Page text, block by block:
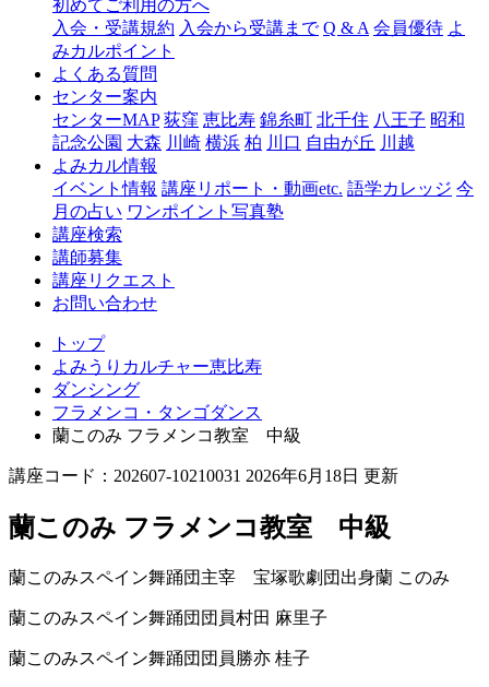
ャ
比
初めてご利用の方へ
入会・受講規約 入会から受講まで Q & A 会員優待 よ
みカルポイント
よくある質問
センター案内
センターMAP 荻窪 恵比寿 錦糸町 北千住 八王子 昭和
記念公園 大森 川崎 横浜 柏 川口 自由が丘 川越
よみカル情報
イベント情報 講座リポート・動画etc. 語学カレッジ 今
月の占い ワンポイント写真塾
講座検索
講師募集
講座リクエスト
お問い合わせ
トップ
よみうりカルチャー恵比寿
ダンシング
フラメンコ・タンゴダンス
蘭このみ フラメンコ教室 中級
講座コード：202607-10210031 2026年6月18日 更新
蘭このみ フラメンコ教室 中級
蘭このみスペイン舞踊団主宰 宝塚歌劇団出身蘭 このみ
蘭このみスペイン舞踊団団員村田 麻里子
蘭このみスペイン舞踊団団員勝亦 桂子